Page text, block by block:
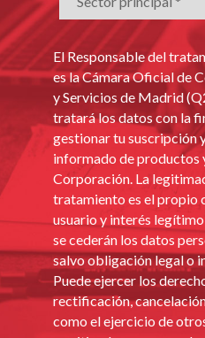
El Responsable del
es la Cámara Oficial de
y Servicios de Madrid
tratará los datos con la
gestionar tu suscripción
informado de productos
Corporación. La
tratamiento es el propio
usuario y interés
se cederán los datos
salvo obligación legal o
Puede ejercer los
rectificación,
como el ejercicio de